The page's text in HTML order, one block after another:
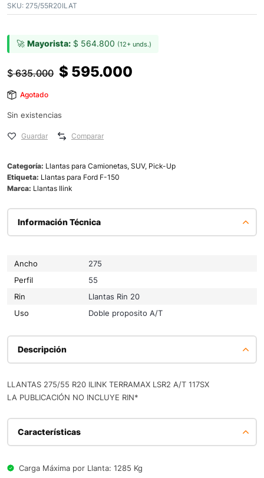
SKU: 275/55R20ILAT
🚀 Mayorista: $ 564.800 (12+ unds.)
$635.000 $ 595.000
Agotado
Sin existencias
Guardar Comparar
Categoría: Llantas para Camionetas, SUV, Pick-Up
Etiqueta: Llantas para Ford F-150
Marca: Llantas Ilink
Información Técnica
Ancho
275
Perfil
55
Rin
Llantas Rin 20
Uso
Doble proposito A/T
Descripción
LLANTAS 275/55 R20 ILINK TERRAMAX LSR2 A/T 117SX
LA PUBLICACIÓN NO INCLUYE RIN*
Características
Carga Máxima por Llanta: 1285 Kg